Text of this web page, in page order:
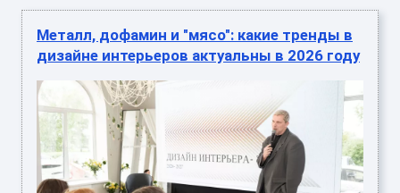
Металл, дофамин и "мясо": какие тренды в
дизайне интерьеров актуальны в 2026 году